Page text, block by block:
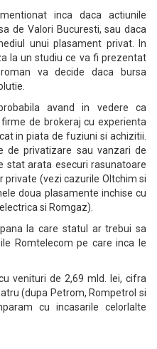
inca daca actiunile
de Valori Bucuresti, sau daca
unui plasament privat. In
la un studiu ce va fi prezentat
va decide daca bursa
avand in vedere ca
de brokeraj cu experienta
in piata de fuziuni si achizitii.
de privatizare sau vanzari de
stat arata esecuri rasunatoare
private (vezi cazurile Oltchim si
doua plasamente inchise cu
si Romgaz).
la care statul ar trebui sa
Romtelecom pe care inca le
venituri de 2,69 mld. lei, cifra
(dupa Petrom, Rompetrol si
cu incasarile celorlalte